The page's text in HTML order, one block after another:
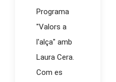
Programa
"Valors a
l'alça" amb
Laura Cera.
Com es